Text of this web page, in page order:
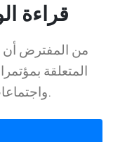
قراءة
من المفترض أن
واجتماعات الويب ومحادثات الفيديو.